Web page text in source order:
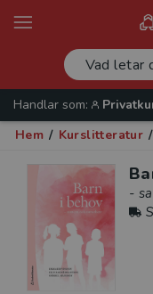
Handlar som:
Hem / Kurslitteratur /
-